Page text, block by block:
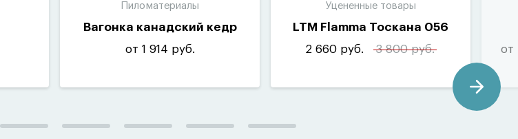
Пиломатериалы
Вагонка канадский кедр
от 1 914 руб.
Уцененные товары
LTM Flamma Тоскана 056
2 660 руб.
3 800 руб. от